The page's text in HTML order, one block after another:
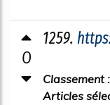
0
1259.
Classement :
Articles